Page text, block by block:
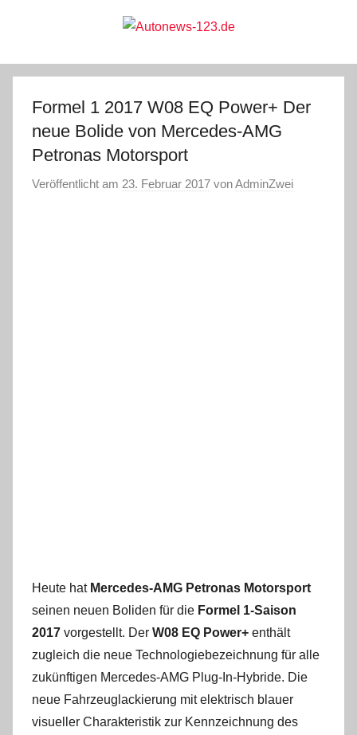
Autonews-
123.de
Formel 1 2017 W08 EQ Power+ Der
neue Bolide von Mercedes-AMG
Petronas Motorsport
Veröffentlicht am 23. Februar 2017 vonAdminZwei
Heute hat Mercedes-AMG Petronas Motorsport
seinen neuen Boliden für die Formel 1-Saison
2017 vorgestellt. Der W08 EQ Power+ enthält
zugleich die neue Technologiebezeichnung für alle
zukünftigen Mercedes-AMG Plug-In-Hybride. Die
neue Fahrzeuglackierung mit elektrisch blauer
visueller Charakteristik zur Kennzeichnung des